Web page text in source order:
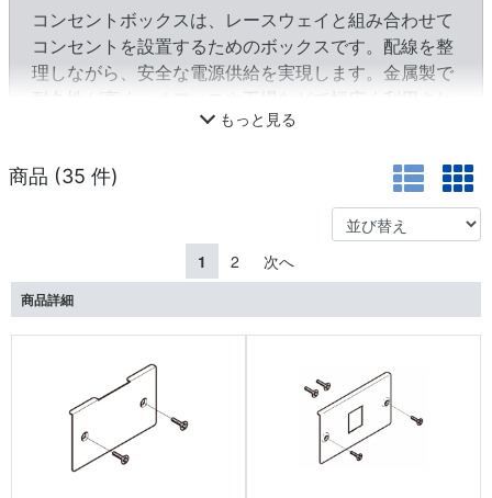
コンセントボックスは、レースウェイと組み合わせて
コンセントを設置するためのボックスです。配線を整
理しながら、安全な電源供給を実現します。金属製で
耐久性が高く、オフィスや工場などで幅広く利用され
もっと見る
商品 (35 件)
1 2 次へ
商品詳細